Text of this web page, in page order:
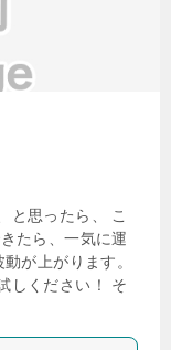
と思ったら、 こ
たら、一気に運
が上がります。
しください！ そ